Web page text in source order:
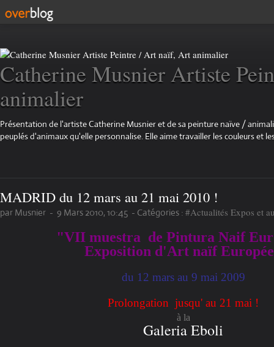
Catherine Musnier Artiste
animalier
Présentation de l'artiste Catherine Musnier et de sa peinture naïve /
peuplés d'animaux qu'elle personnalise. Elle aime travailler les couleurs et
MADRID du 12 mars au 21 mai 2010 !
par Musnier - 9 Mars 2010, 10:45 - Catégories : #Actualités Expos et
"VII muestra de Pintura Naif
Exposition d'Art naïf
du 12 mars au 9 mai 2009
Prolongation jusqu' au 21 mai !
à la
Galeria Eboli